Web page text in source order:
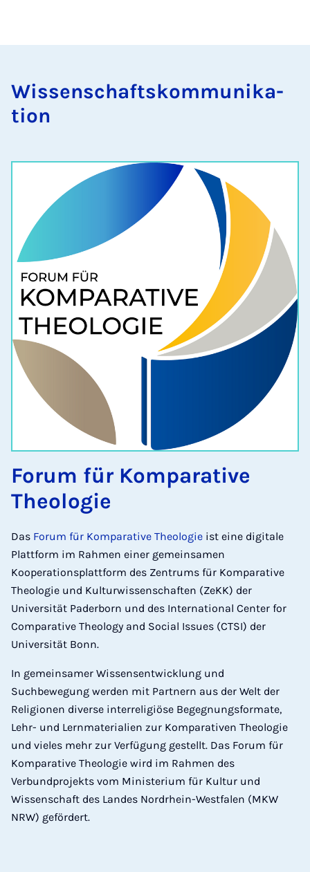
Wis­senschaft­skom­munika­
tion
Forum für Komparative
Theologie
Das Forum für Komparative Theologie ist eine digitale
Plattform im Rahmen einer gemeinsamen
Kooperationsplattform des Zentrums für Komparative
Theologie und Kulturwissenschaften (ZeKK) der
Universität Paderborn und des International Center for
Comparative Theology and Social Issues (CTSI) der
Universität Bonn.
In gemeinsamer Wissensentwicklung und
Suchbewegung werden mit Partnern aus der Welt der
Religionen diverse interreligiöse Begegnungsformate,
Lehr- und Lernmaterialien zur Komparativen Theologie
und vieles mehr zur Verfügung gestellt. Das Forum für
Komparative Theologie wird im Rahmen des
Verbundprojekts vom Ministerium für Kultur und
Wissenschaft des Landes Nordrhein-Westfalen (MKW
NRW) gefördert.